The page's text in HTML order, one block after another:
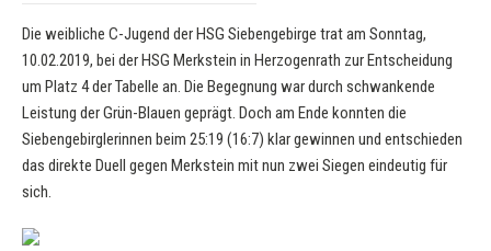
Die weibliche C-Jugend der HSG Siebengebirge trat am Sonntag,
10.02.2019, bei der HSG Merkstein in Herzogenrath zur Entscheidung
um Platz 4 der Tabelle an. Die Begegnung war durch schwankende
Leistung der Grün-Blauen geprägt. Doch am Ende konnten die
Siebengebirglerinnen beim 25:19 (16:7) klar gewinnen und entschieden
das direkte Duell gegen Merkstein mit nun zwei Siegen eindeutig für
sich.